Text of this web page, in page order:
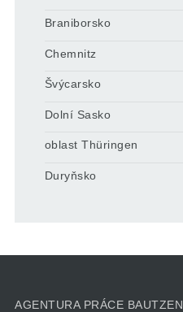
Braniborsko
Chemnitz
Švýcarsko
Dolní Sasko
oblast Thüringen
Duryňsko
AGENTURA PRÁCE BAUTZEN